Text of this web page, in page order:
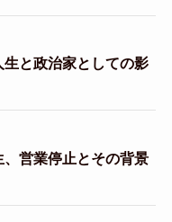
と政治家としての影
営業停止とその背景